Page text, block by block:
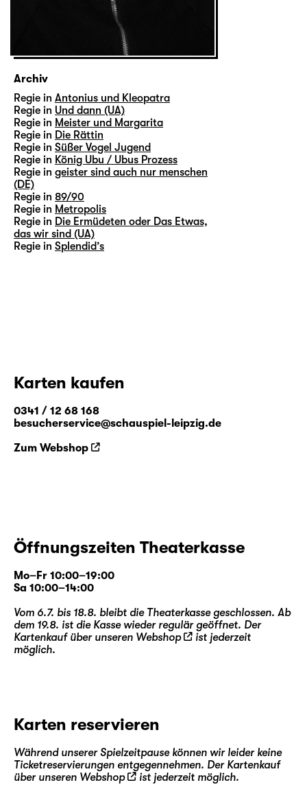
Archiv
Regie in Antonius und Kleopatra
Regie in Und dann (UA)
Regie in Meister und Margarita
Regie in Die Rättin
Regie in Süßer Vogel Jugend
Regie in König Ubu / Ubus Prozess
Regie in geister sind auch nur menschen
(DE)
Regie in 89/90
Regie in Metropolis
Regie in Die Ermüdeten oder Das Etwas,
das wir sind (UA)
Regie in Splendid’s
Karten kaufen
0341 / 12 68 168
besucherservice@schauspiel-leipzig.de
Zum Webshop
Öffnungszeiten Theaterkasse
Mo–Fr 10:00–19:00
Sa 10:00–14:00
Vom 6.7. bis 18.8. bleibt die Theaterkasse geschlossen. Ab
dem 19.8. ist die Kasse wieder regulär geöffnet. Der
Kartenkauf über unseren Webshop
ist jederzeit
möglich.
Karten reservieren
Während unserer Spielzeitpause können wir leider keine
Ticketreservierungen entgegennehmen. Der Kartenkauf
über unseren Webshop ist jederzeit möglich.